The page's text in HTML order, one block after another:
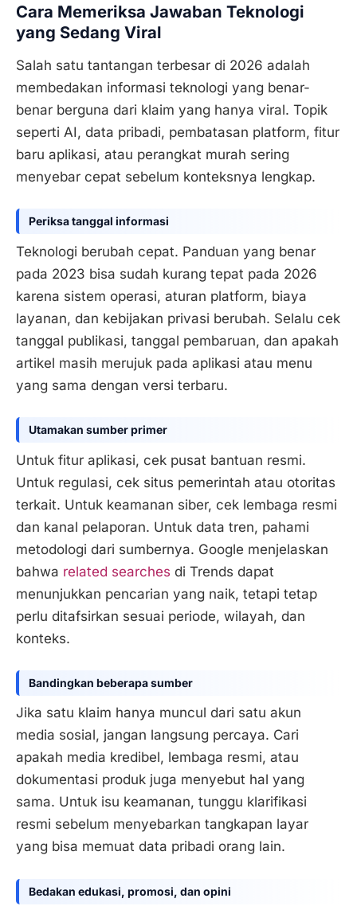
Cara Memeriksa Jawaban Teknologi
yang Sedang Viral
Salah satu tantangan terbesar di 2026 adalah
membedakan informasi teknologi yang benar-
benar berguna dari klaim yang hanya viral. Topik
seperti AI, data pribadi, pembatasan platform, fitur
baru aplikasi, atau perangkat murah sering
menyebar cepat sebelum konteksnya lengkap.
Periksa tanggal informasi
Teknologi berubah cepat. Panduan yang benar
pada 2023 bisa sudah kurang tepat pada 2026
karena sistem operasi, aturan platform, biaya
layanan, dan kebijakan privasi berubah. Selalu cek
tanggal publikasi, tanggal pembaruan, dan apakah
artikel masih merujuk pada aplikasi atau menu
yang sama dengan versi terbaru.
Utamakan sumber primer
Untuk fitur aplikasi, cek pusat bantuan resmi.
Untuk regulasi, cek situs pemerintah atau otoritas
terkait. Untuk keamanan siber, cek lembaga resmi
dan kanal pelaporan. Untuk data tren, pahami
metodologi dari sumbernya. Google menjelaskan
bahwa related searches di Trends dapat
menunjukkan pencarian yang naik, tetapi tetap
perlu ditafsirkan sesuai periode, wilayah, dan
konteks.
Bandingkan beberapa sumber
Jika satu klaim hanya muncul dari satu akun
media sosial, jangan langsung percaya. Cari
apakah media kredibel, lembaga resmi, atau
dokumentasi produk juga menyebut hal yang
sama. Untuk isu keamanan, tunggu klarifikasi
resmi sebelum menyebarkan tangkapan layar
yang bisa memuat data pribadi orang lain.
Bedakan edukasi, promosi, dan opini